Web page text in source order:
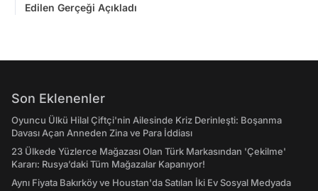
Edilen Gerçeği Açıkladı
Son Eklenenler
Oyuncu Ülkü Hilal Çiftçi'nin Ailesinde Kriz Derinleşti: Boşanma
Davası Açan Anneden Zina ve Para İddiası
23 Ülkede Yüzlerce Mağazası Olan Türk Markasından 'Çekilme'
Kararı: Rusya’daki Tüm Mağazalar Kapanıyor!
Aynı Fiyata Bakırköy ve Houstan'da Satılan İki Ev Sosyal Medyada